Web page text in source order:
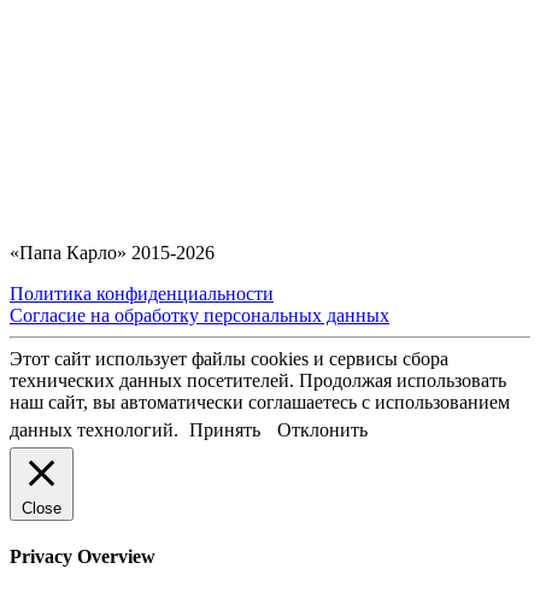
«Папа Карло» 2015-2026
Политика конфиденциальности
Согласие на обработку персональных данных
Этот сайт использует файлы cookies и сервисы сбора
технических данных посетителей. Продолжая использовать
наш сайт, вы автоматически соглашаетесь с использованием
данных технологий. Принять Отклонить
Close
Privacy Overview